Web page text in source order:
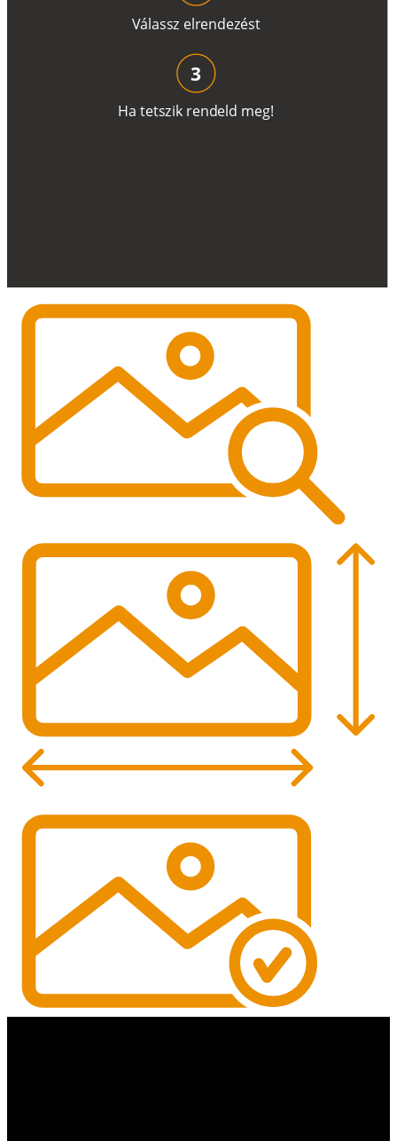
Válassz elrendezést
Ha tetszik rendeld meg!
3